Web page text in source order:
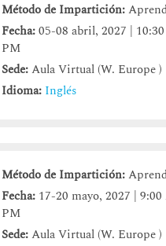
Método de Impartición:
Fecha:05-08 abril, 2027 |
PM
Sede:Aula Virtual (W. Europe )
Idioma: Inglés
Método de Impartición:
Fecha: 17-20 mayo, 2027 |
PM
Sede:Aula Virtual (W. Europe )